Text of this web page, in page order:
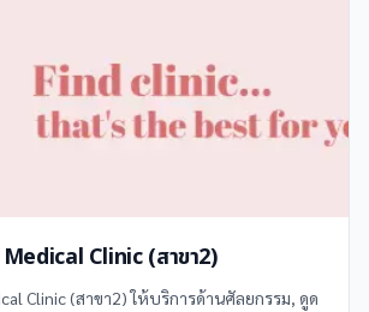
Clinic (สาขา2)
Clinic (สาขา2) ให้บริการด้านศัลยกรรม, ดูด